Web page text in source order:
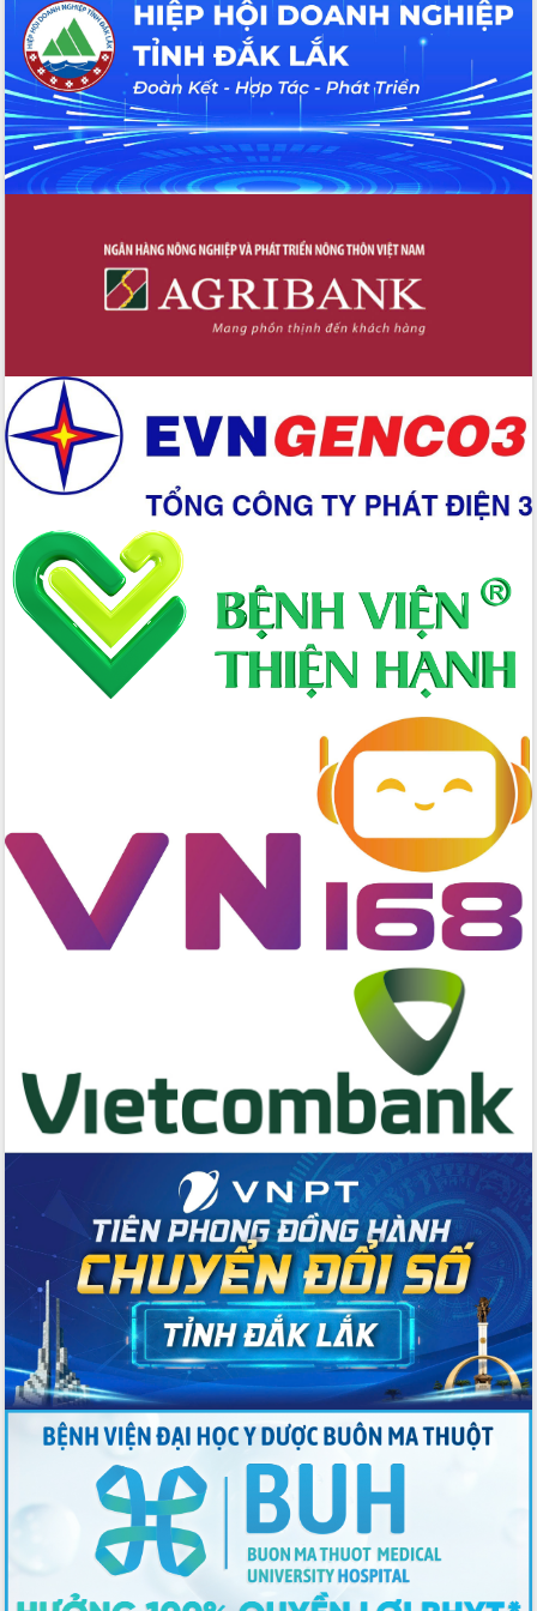
Hội thảo khoa học “Giải pháp thúc đẩy
phát triển nền kinh tế xanh tại tỉnh
Đắk Lắk”
Tăng cường giám sát, đôn đốc thực
hiện nhiệm vụ quản lý tài sản công
hàng tuần
Tháo gỡ những vướng mắc, đẩy mạnh
Đắk Lắk: Tôn vinh 46 giải pháp tại Hội
thi Sáng tạo Kỹ thuật 2024 - 2025
Đắk Lắk rà soát, điều chỉnh Đề án 190
Phó Chủ tịch UBND tỉnh Đắk Lắk
Trương Công Thái kiểm tra thực địa
Dự án cao tốc Khánh Hòa - Buôn Ma
Thuột
Định vị cà phê Việt Nam như một “di
sản sống” trong dòng chảy toàn cầu
Xây dựng nông thôn mới: Nâng cao đời
sống người dân từ những mô hình thiết
thực
Quyết liệt tháo gỡ vướng mắc, đẩy
nhanh tiến độ các dự án trọng điểm
trong Khu kinh tế Nam Phú Yên
Hòn Yến phát triển du lịch gắn với bảo
Phát động chiến dịch 30 ngày đêm
giải phóng mặt bằng Tuyến đường bộ
ven biển
Đắk Lắk nỗ lực thúc đẩy tăng trưởng
kinh tế từ 10% trở lên trong Quý
Thứ trưởng Bộ Y tế làm việc với tỉnh
Đắk Lắk về phát triển nhân lực y tế
cho trạm y tế cấp xã
Du lịch Đắk Lắk nâng tầm trải nghiệm
du khách thông qua Hệ thống cơ sở dữ
liệu và Bản đồ số
Tập huấn ứng dụng trí tuệ nhân tạo (AI)
trong thương mại điện tử năm 2026
Đoàn đại biểu Quốc hội tỉnh Đắk Lắk
trao đổi thông tin trước Kỳ họp thứ
nhất, Quốc hội khóa XVI
Quyết liệt cải cách hành chính, khơi
thông nguồn lực phát triển
Nâng cao hiệu lực, hiệu quả HĐND
tỉnh thông qua hiện đại hóa hành chính
Xã Ea Phê gắn cải cách hành chính với
chuyển đổi số
Phó Chủ tịch Thường trực UBND tỉnh
Hồ Thị Nguyên Thảo làm việc tại Trung